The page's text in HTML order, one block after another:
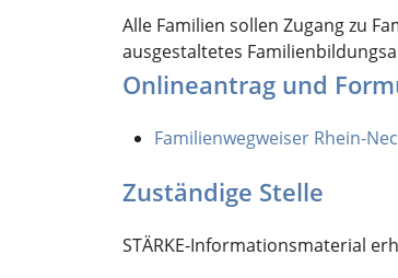
Alle Familien sollen Zugang zu
ausgestaltetes
Onlineantrag und
Familienwegweiser Rhein-
Zuständige Stelle
STÄRKE-Informationsmaterial